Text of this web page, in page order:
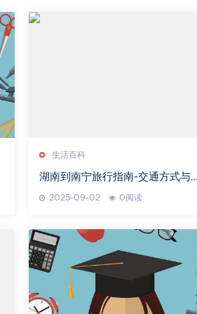
生活百科
湖南到南宁旅行指南-交通方式与
2025-09-02 0阅读